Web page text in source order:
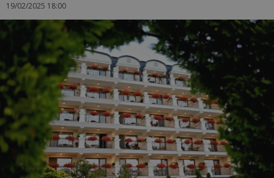
19/02/2025 18:00